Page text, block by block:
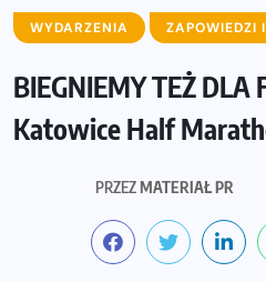
WYDARZENIA ZAPOWIEDZI
BIEGNIEMY TEŻ DLA
Katowice Half
PRZEZMATERIAŁ PR